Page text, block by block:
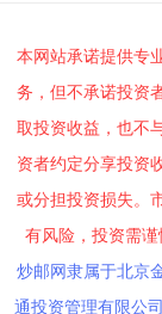
本网站承诺提供专
务，但不承诺投资
取投资收益，也不
资者约定分享投资
或分担投资损失。
有风险，投资需谨
炒邮网隶属于北京
通投资管理有限公